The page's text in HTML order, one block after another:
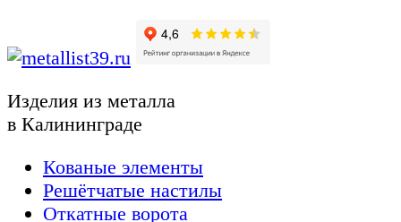
Изделия из металла
в Калининграде
Кованые элементы
Решётчатые настилы
Откатные ворота